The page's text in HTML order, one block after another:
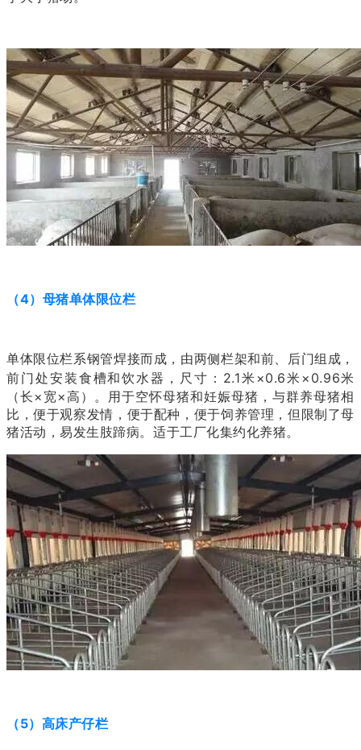
（4）母猪单体限位栏
单体限位栏系钢管焊接而成，由两侧栏架和前、后门组成，
前门处安装食槽和饮水器，尺寸：2.1米×0.6米 ×0.96米
（长×宽×高）。用于空怀母猪和妊娠母猪，与群养母猪相
比，便于观察发情，便于配种，便于饲养管理，但限制了母
猪活动，易发生肢蹄病。适于工厂化集约化养猪。
（5）高床产仔栏